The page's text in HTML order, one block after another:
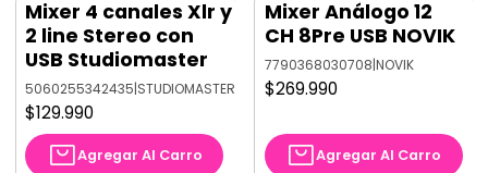
Mixer 4 canales Xlr y
2 line Stereo con
USB Studiomaster
5060255342435|STUDIOMASTER
$129.990
Agregar Al Carro
Mixer Análogo 12
CH 8Pre USB NOVIK
7790368030708|NOVIK
$269.990
Agregar Al Carro